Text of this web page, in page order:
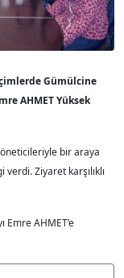
Gümülcine
AHMET Yüksek
bir araya
Ziyaret karşılıklı
AHMET’e